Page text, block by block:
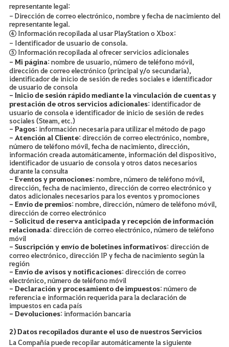
representante legal:
- Dirección de correo electrónico, nombre y fecha de nacimiento del
representante legal.
④ Información recopilada al usar PlayStation o Xbox:
- Identificador de usuario de consola.
⑤ Información recopilada al ofrecer servicios adicionales
- Mi página: nombre de usuario, número de teléfono móvil,
dirección de correo electrónico (principal y/o secundaria),
identificador de inicio de sesión de redes sociales e identificador
de usuario de consola
- Inicio de sesión rápido mediante la vinculación de cuentas y
prestación de otros servicios adicionales: identificador de
usuario de consola e identificador de inicio de sesión de redes
sociales (Steam, etc.)
- Pagos: información necesaria para utilizar el método de pago
- Atención al Cliente: dirección de correo electrónico, nombre,
número de teléfono móvil, fecha de nacimiento, dirección,
información creada automáticamente, información del dispositivo,
identificador de usuario de consola y otros datos necesarios
durante la consulta
- Eventos y promociones: nombre, número de teléfono móvil,
dirección, fecha de nacimiento, dirección de correo electrónico y
datos adicionales necesarios para los eventos y promociones
- Envío de premios: nombre, dirección, número de teléfono móvil,
dirección de correo electrónico
- Solicitud de reserva anticipada y recepción de información
relacionada: dirección de correo electrónico, número de teléfono
móvil
- Suscripción y envío de boletines informativos: dirección de
correo electrónico, dirección IP y fecha de nacimiento según la
región
- Envío de avisos y notificaciones: dirección de correo
electrónico, número de teléfono móvil
- Declaración y procesamiento de impuestos: número de
referencia e información requerida para la declaración de
impuestos en cada país
- Devoluciones: información bancaria
2) Datos recopilados durante el uso de nuestros Servicios
La Compañía puede recopilar automáticamente la siguiente